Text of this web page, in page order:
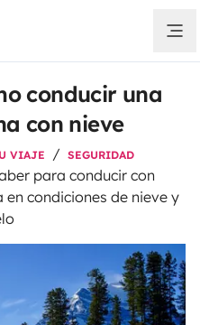
conducir una
con nieve
VIAJE SEGURIDAD
para conducir con
condiciones de nieve y